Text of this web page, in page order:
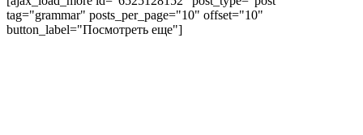
tag="grammar" posts_per_page="10" offset="10"
button_label="Посмотреть еще"]